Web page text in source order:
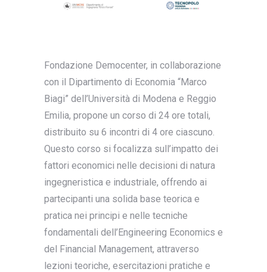
Fondazione Democenter, in collaborazione
con il Dipartimento di Economia “Marco
Biagi” dell’Università di Modena e Reggio
Emilia, propone un corso di 24 ore totali,
distribuito su 6 incontri di 4 ore ciascuno.
Questo corso si focalizza sull’impatto dei
fattori economici nelle decisioni di natura
ingegneristica e industriale, offrendo ai
partecipanti una solida base teorica e
pratica nei principi e nelle tecniche
fondamentali dell’Engineering Economics e
del Financial Management, attraverso
lezioni teoriche, esercitazioni pratiche e